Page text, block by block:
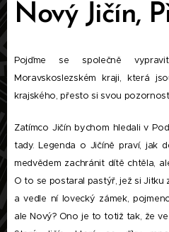
Nový Jičín,
Pojďme se společně
Moravskoslezském kraji, která
krajského, přesto si svou
Zatímco Jičín bychom hledali v
tady. Legenda o Jičíně praví, jak
medvědem zachránit dítě chtěla,
O to se postaral pastýř, jež si Jitku
a vedle ní lovecký zámek,
ale Nový? Ono je to totiž tak, že